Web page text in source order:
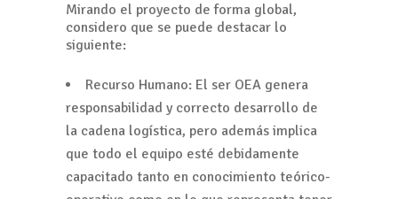
Mirando el proyecto de forma global,
considero que se puede destacar lo
siguiente:
Recurso Humano: El ser OEA genera
responsabilidad y correcto desarrollo de
la cadena logística, pero además implica
que todo el equipo esté debidamente
capacitado tanto en conocimiento teórico-